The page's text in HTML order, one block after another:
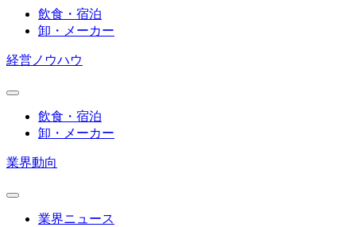
飲食・宿泊
卸・メーカー
経営ノウハウ
飲食・宿泊
卸・メーカー
業界動向
業界ニュース